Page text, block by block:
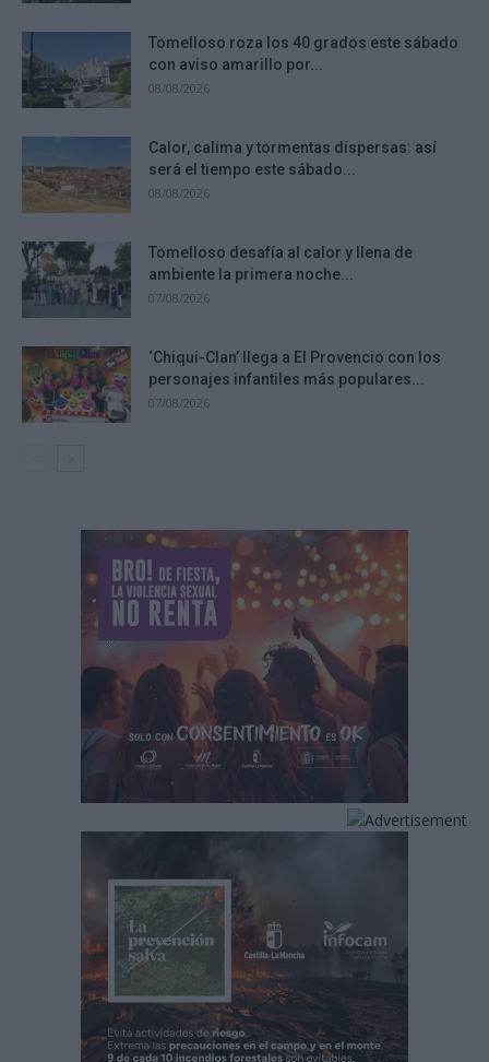
Tomelloso roza los 40 grados este sábado
con aviso amarillo por...
08/08/2026
Calor, calima y tormentas dispersas: así
será el tiempo este sábado...
08/08/2026
Tomelloso desafía al calor y llena de
ambiente la primera noche...
07/08/2026
‘Chiqui-Clan’ llega a El Provencio con los
personajes infantiles más populares...
07/08/2026